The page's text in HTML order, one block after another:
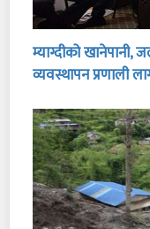
म्याग्दीको खानेपानी,
व्यवस्थापन प्रणाली